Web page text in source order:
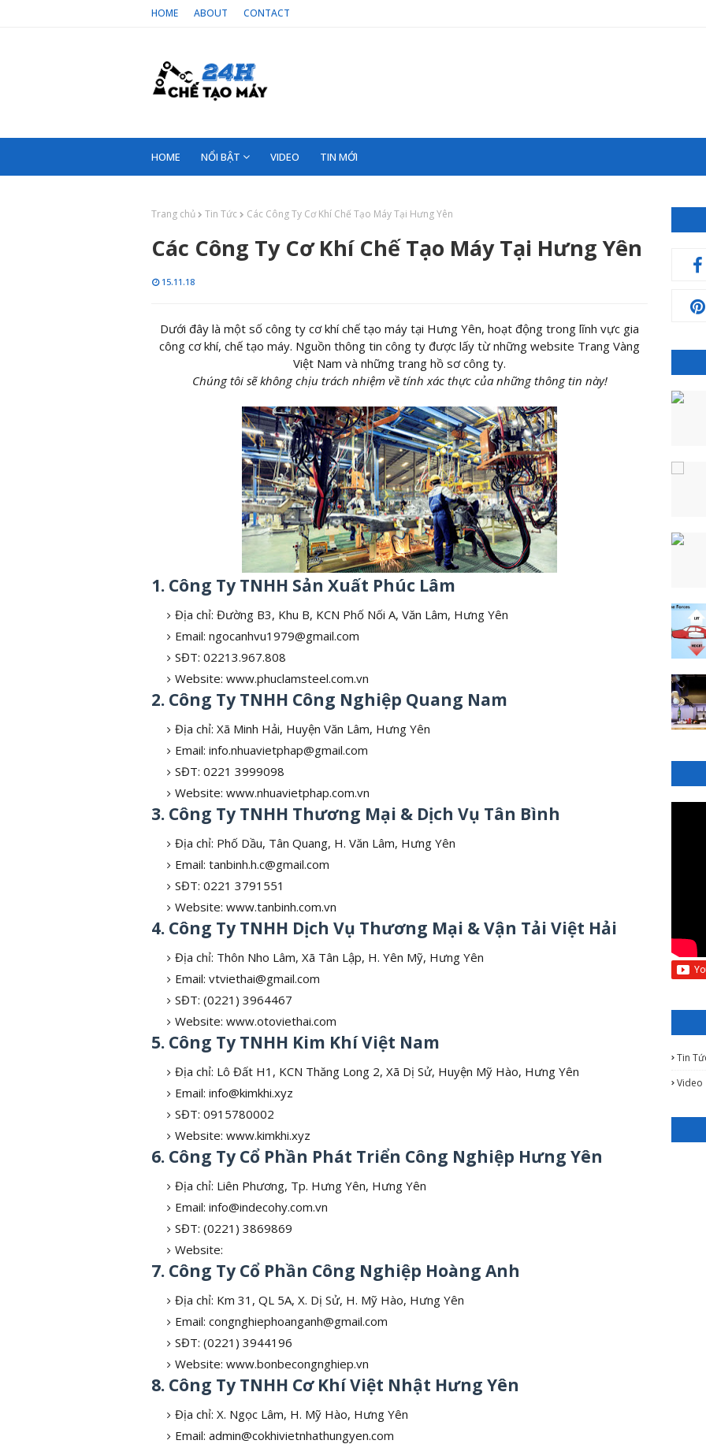
HOME ABOUT CONTACT
HOME NỔI BẬT VIDEO TIN MỚI
Trang chủ Tin Tức Các Công Ty Cơ Khí Chế Tạo Máy Tại Hưng Yên
Các Công Ty Cơ Khí Chế Tạo Máy Tại Hưng Yên
15.11.18
Dưới đây là một số công ty cơ khí chế tạo máy tại Hưng Yên, hoạt động trong lĩnh vực gia
công cơ khí, chế tạo máy. Nguồn thông tin công ty được lấy từ những website Trang Vàng
Việt Nam và những trang hồ sơ công ty.
Chúng tôi sẽ không chịu trách nhiệm về tính xác thực của những thông tin này!
1. Công Ty TNHH Sản Xuất Phúc Lâm
Địa chỉ: Đường B3, Khu B, KCN Phố Nối A, Văn Lâm, Hưng Yên
Email: ngocanhvu1979@gmail.com
SĐT: 02213.967.808
Website: www.phuclamsteel.com.vn
2. Công Ty TNHH Công Nghiệp Quang Nam
Địa chỉ: Xã Minh Hải, Huyện Văn Lâm, Hưng Yên
Email: info.nhuavietphap@gmail.com
SĐT: 0221 3999098
Website: www.nhuavietphap.com.vn
3. Công Ty TNHH Thương Mại & Dịch Vụ Tân Bình
Địa chỉ: Phố Dầu, Tân Quang, H. Văn Lâm, Hưng Yên
Email: tanbinh.h.c@gmail.com
SĐT: 0221 3791551
Website: www.tanbinh.com.vn
4. Công Ty TNHH Dịch Vụ Thương Mại & Vận Tải Việt Hải
Địa chỉ: Thôn Nho Lâm, Xã Tân Lập, H. Yên Mỹ, Hưng Yên
Email: vtviethai@gmail.com
SĐT: (0221) 3964467
Website: www.otoviethai.com
5. Công Ty TNHH Kim Khí Việt Nam
Địa chỉ: Lô Đất H1, KCN Thăng Long 2, Xã Dị Sử, Huyện Mỹ Hào, Hưng Yên
Email: info@kimkhi.xyz
SĐT: 0915780002
Website: www.kimkhi.xyz
6. Công Ty Cổ Phần Phát Triển Công Nghiệp Hưng Yên
Địa chỉ: Liên Phương, Tp. Hưng Yên, Hưng Yên
Email: info@indecohy.com.vn
SĐT: (0221) 3869869
Website:
7. Công Ty Cổ Phần Công Nghiệp Hoàng Anh
Địa chỉ: Km 31, QL 5A, X. Dị Sử, H. Mỹ Hào, Hưng Yên
Email: congnghiephoanganh@gmail.com
SĐT: (0221) 3944196
Website: www.bonbecongnghiep.vn
8. Công Ty TNHH Cơ Khí Việt Nhật Hưng Yên
Địa chỉ: X. Ngọc Lâm, H. Mỹ Hào, Hưng Yên
Email: admin@cokhivietnhathungyen.com
Tin
Video